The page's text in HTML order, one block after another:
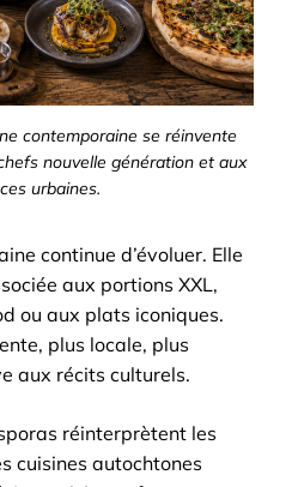
contemporaine se réinvente
nouvelle génération et aux
urbaines.
continue d’évoluer. Elle
aux portions XXL,
ou aux plats iconiques.
plus locale, plus
aux récits culturels.
réinterprètent les
cuisines autochtones